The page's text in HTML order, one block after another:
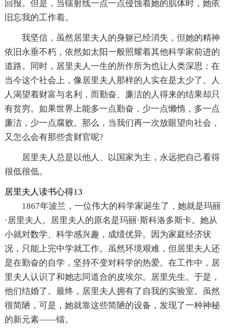
回报。但是，当镭射线一点一点侵蚀着她的肌体时，她依
旧忘我的工作着。
我坚信，虽然居里夫人的身躯已经消失，但她的精神
依旧永垂不朽，依然如太阳一般照耀着其他科学家前进的
道路。同时，居里夫人一生的所作所为也让人类深思：在
当今这个社会上，像居里夫人那样的人实在是太少了。人
人渴望着财富与名利，而勤奋、廉洁的人得来的结果却只
有贫穷。如果世界上能多一点勤奋，少一点懒惰，多一点
廉洁，少一点腐败。那么，当我们再一次放眼望向社会，
又怎么会有那些贪财官呢?
居里夫人总是以他人、以国家为主，永远把自己看得
很低很低。
居里夫人读书心得13
1867年波兰，一位伟大的科学家诞生了，她就是玛丽
·居里夫人。居里夫人的原名是玛丽·斯科洛多斯卡。她从
小就对数学、科学感兴趣，成绩优异。因为家庭经济状
况，只能上完中学就工作。虽然环境艰难，但居里夫人还
是在勤奋的自学，坚持不变对科学的热爱。在工作中，居
里夫人认识了和她志同道合的皮埃尔。居里先生。于是，
他们结婚了。最终，居里夫人拥有了自我的实验室。虽然
很简陋，可是，她就靠这些简陋的设备，发现了一种神秘
的新元素——镭。